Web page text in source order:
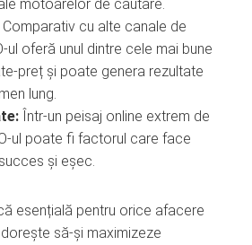
motoarelor de căutare.
Comparativ cu alte canale de
ul oferă unul dintre cele mai bune
preț și poate genera rezultate
lung.
Într-un peisaj online extrem de
ul poate fi factorul care face
și eșec.
esențială pentru orice afacere
să-și maximizeze